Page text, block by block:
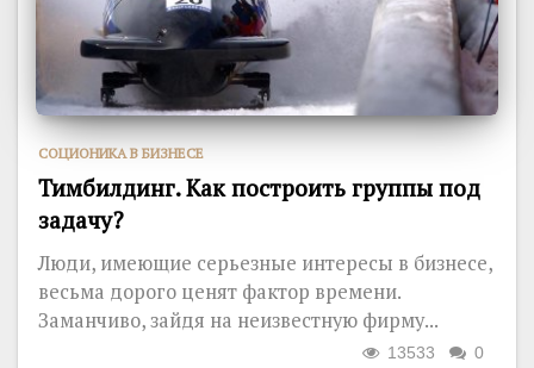
CОЦИОНИКА В БИЗНЕСЕ
Тимбилдинг. Как построить группы под
задачу?
Люди, имеющие серьезные интересы в бизнесе,
весьма дорого ценят фактор времени.
Заманчиво, зайдя на неизвестную фирму...
0
13533